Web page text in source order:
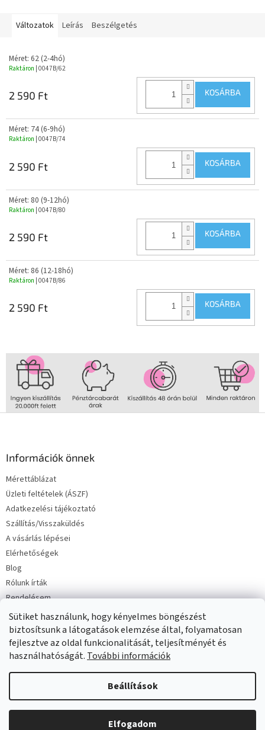
Sütiket használunk, hogy kényelmes böngészést
biztosítsunk a látogatások elemzése által, folyamatosan
fejlesztve az oldal funkcionalitását, teljesítményét és
használhatóságát. További információk
Beállítások
Elfogadom
Változatok Leírás Beszélgetés
Méret: 62 (2-4hó)
Raktáron | 0047B/62
2 590 Ft KOSÁRBA
Méret: 74 (6-9hó)
Raktáron | 0047B/74
2 590 Ft KOSÁRBA
Méret: 80 (9-12hó)
Raktáron | 0047B/80
2 590 Ft KOSÁRBA
Méret: 86 (12-18hó)
Raktáron | 0047B/86
2 590 Ft KOSÁRBA
Információk önnek
Mérettáblázat
Üzleti feltételek (ÁSZF)
Adatkezelési tájékoztató
Szállítás/Visszaküldés
A vásárlás lépései
Elérhetőségek
Blog
Rólunk írták
Rendelésem
Copyright 2026Milinko baba és gyermekruha. Minden jog
fenntartva.